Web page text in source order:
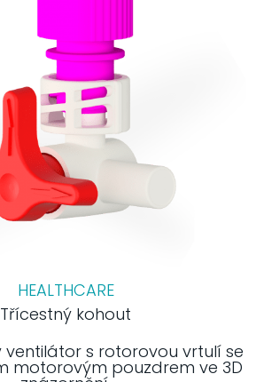
HEALTHCARE
Třícestný kohout